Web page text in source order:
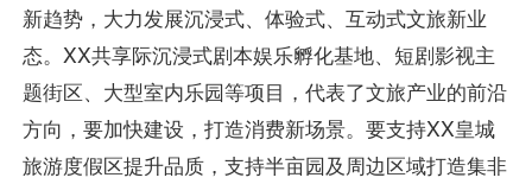
新趋势，大力发展沉浸式、体验式、互动式文旅新业
态。XX共享际沉浸式剧本娱乐孵化基地、短剧影视主
题街区、大型室内乐园等项目，代表了文旅产业的前沿
方向，要加快建设，打造消费新场景。要支持XX皇城
旅游度假区提升品质，支持半亩园及周边区域打造集非